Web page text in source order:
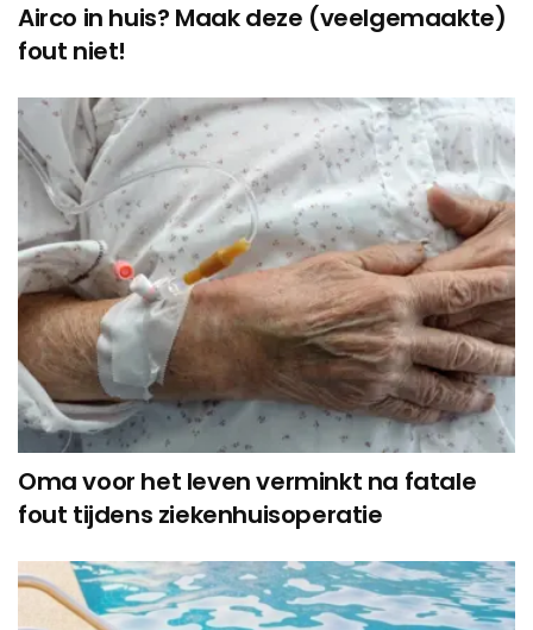
Airco in huis? Maak deze (veelgemaakte)
fout niet!
Oma voor het leven verminkt na fatale
fout tijdens ziekenhuisoperatie